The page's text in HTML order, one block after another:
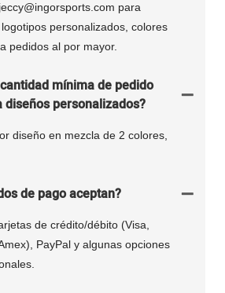
para
personalizados, colores
pedidos al por mayor.
mínima de pedido
diseños personalizados?
diseño en mezcla de 2 colores,
de pago aceptan?
de crédito/débito (Visa,
PayPal y algunas opciones